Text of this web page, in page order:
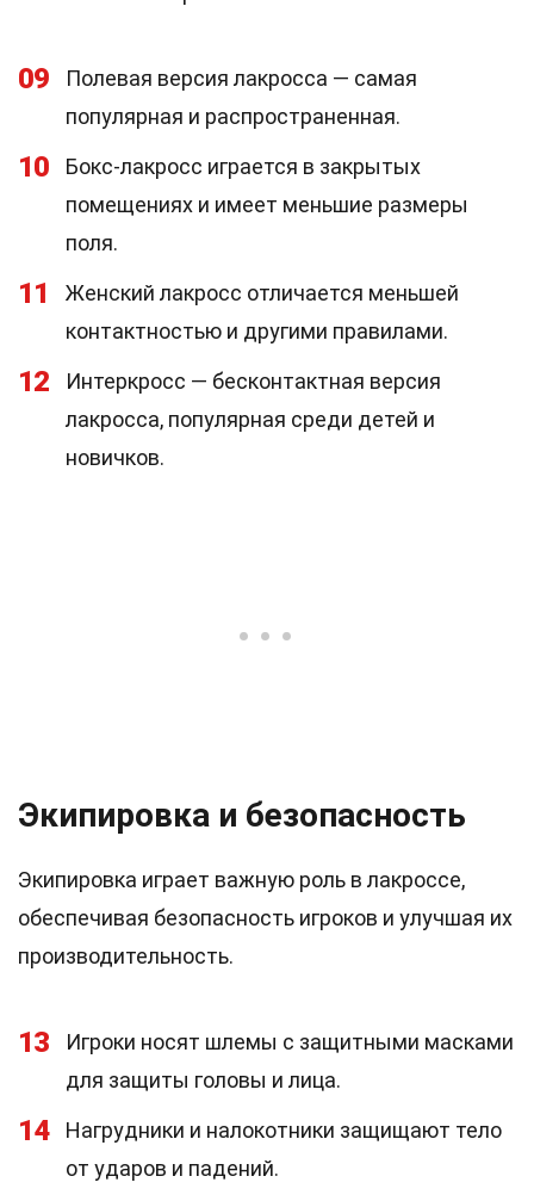
09
Полевая версия лакросса — самая
популярная и распространенная.
10
Бокс-лакросс играется в закрытых
помещениях и имеет меньшие размеры
поля.
11
Женский лакросс отличается меньшей
контактностью и другими правилами.
12
Интеркросс — бесконтактная версия
лакросса, популярная среди детей и
новичков.
Экипировка и безопасность
Экипировка играет важную роль в лакроссе,
обеспечивая безопасность игроков и улучшая их
производительность.
13
Игроки носят шлемы с защитными масками
для защиты головы и лица.
14
Нагрудники и налокотники защищают тело
от ударов и падений.